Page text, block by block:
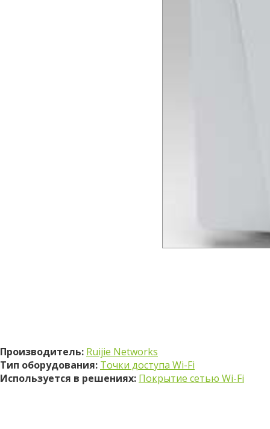
Производитель: Ruijie Networks
Тип оборудования: Точки доступа Wi-Fi
Используется в решениях: Покрытие сетью Wi-Fi